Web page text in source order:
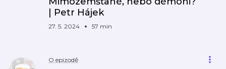
| Petr Hájek
27. 5. 2024 57 min
O epizodě